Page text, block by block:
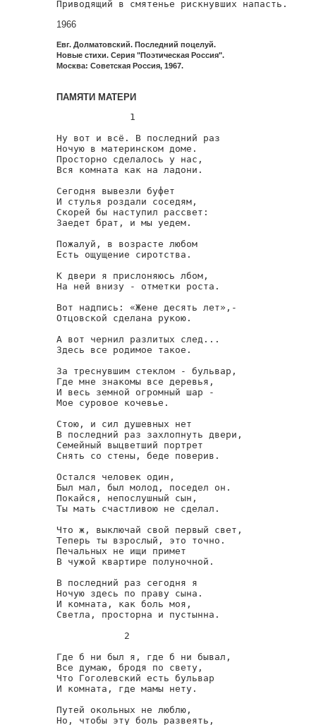
1966
Евг. Долматовский. Последний поцелуй.
Новые стихи. Серия "Поэтическая Россия".
Москва: Советская Россия, 1967.
ПАМЯТИ МАТЕРИ
             1
Ну вот и всё. В последний раз
Ночую в материнском доме.
Просторно сделалось у нас,
Вся комната как на ладони.
Сегодня вывезли буфет
И стулья роздали соседям,
Скорей бы наступил рассвет:
Заедет брат, и мы уедем.
Пожалуй, в возрасте любом
Есть ощущение сиротства.
К двери я прислоняюсь лбом,
На ней внизу - отметки роста.
Вот надпись: «Жене десять лет»,-
Отцовской сделана рукою.
А вот чернил разлитых след...
Здесь все родимое такое.
За треснувшим стеклом - бульвар,
Где мне знакомы все деревья,
И весь земной огромный шар -
Мое суровое кочевье.
Стою, и сил душевных нет
В последний раз захлопнуть двери,
Семейный выцветший портрет
Снять со стены, беде поверив.
Остался человек один,
Был мал, был молод, поседел он.
Покайся, непослушный сын,
Ты мать счастливою не сделал.
Что ж, выключай свой первый свет,
Теперь ты взрослый, это точно.
Печальных не ищи примет
В чужой квартире полуночной.
В последний раз сегодня я
Ночую здесь по праву сына.
И комната, как боль моя,
Светла, просторна и пустынна.
            2
Где б ни был я, где б ни бывал,
Все думаю, бродя по свету,
Что Гоголевский есть бульвар
И комната, где мамы нету.
Путей окольных не люблю,
Но, чтобы эту боль развеять,